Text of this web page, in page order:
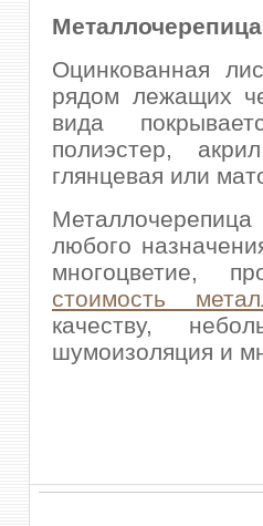
Металлочерепица
Оцинкованная
рядом лежащих
вида
полиэстер,
глянцевая или
любого
многоцветие,
стоимость
качеству,
шумоизоляция и